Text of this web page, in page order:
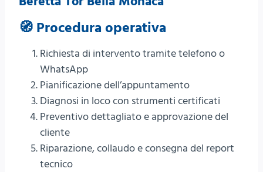
🧭 Procedura operativa
Richiesta di intervento tramite telefono o
WhatsApp
Pianificazione dell’appuntamento
Diagnosi in loco con strumenti certificati
Preventivo dettagliato e approvazione del
cliente
Riparazione, collaudo e consegna del report
tecnico